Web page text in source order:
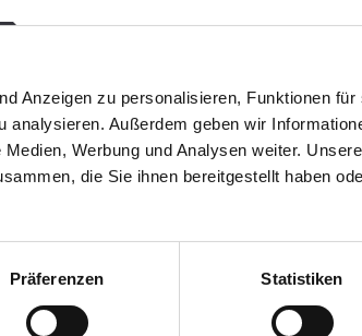
Anzeigen zu personalisieren, Funktionen
analysieren. Außerdem geben wir
Werbung und Analysen weiter.
die Sie ihnen bereitgestellt haben
Präferenzen Statistiken